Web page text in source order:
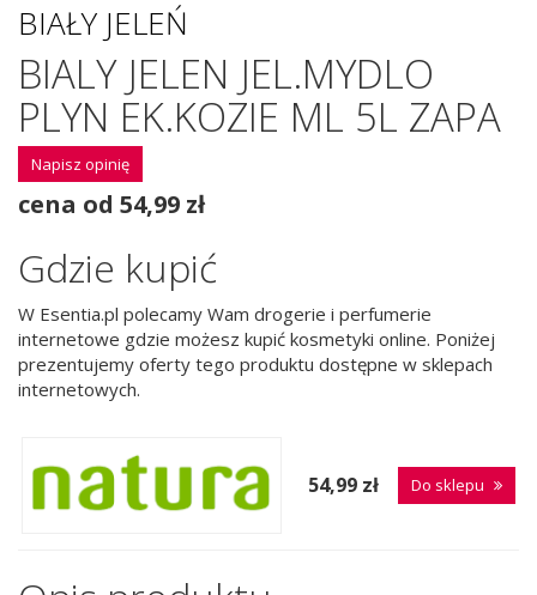
BIAŁY JELEŃ
BIALY JELEN JEL.MYDLO
PLYN EK.KOZIE ML 5L ZAPA
Napisz opinię
cena od 54,99 zł
Gdzie kupić
W Esentia.pl polecamy Wam drogerie i perfumerie
internetowe gdzie możesz kupić kosmetyki online. Poniżej
prezentujemy oferty tego produktu dostępne w sklepach
internetowych.
54,99 zł Do sklepu